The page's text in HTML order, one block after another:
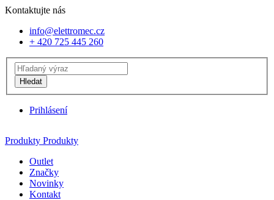
Kontaktujte nás
info@elettromec.cz
+ 420 725 445 260
Hledat
Prihlásení
Produkty Produkty
Outlet
Značky
Novinky
Kontakt